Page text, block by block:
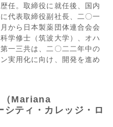
任。取締役に就任後、国内
代表取締役副社長、二〇一
から日本製薬団体連合会会
学修士（筑波大学）、オハ
一三共は、二〇二二年中の
実用化に向け、開発を進め
（Mariana
ティ・カレッジ・ロ